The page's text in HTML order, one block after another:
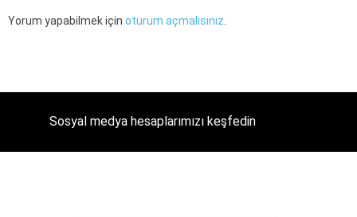
Yorum yapabilmek için oturum açmalısınız
Sosyal medya hesaplarımızı keşfedin